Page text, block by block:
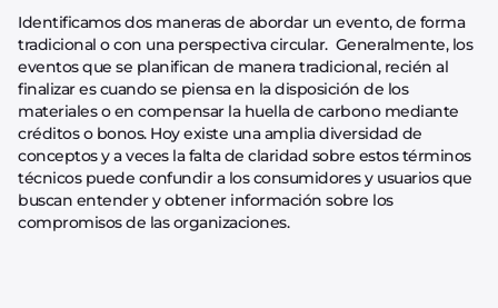
Identificamos dos maneras de abordar un evento, de forma
tradicional o con una perspectiva circular. Generalmente, los
eventos que se planifican de manera tradicional, recién al
finalizar es cuando se piensa en la disposición de los
materiales o en compensar la huella de carbono mediante
créditos o bonos. Hoy existe una amplia diversidad de
conceptos y a veces la falta de claridad sobre estos términos
técnicos puede confundir a los consumidores y usuarios que
buscan entender y obtener información sobre los
compromisos de las organizaciones.